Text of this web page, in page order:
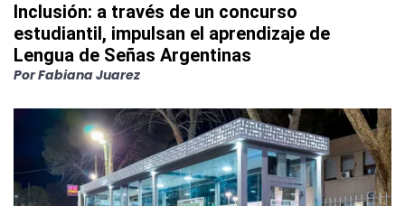
Inclusión: a través de un concurso
estudiantil, impulsan el aprendizaje de
Lengua de Señas Argentinas
PorFabiana Juarez